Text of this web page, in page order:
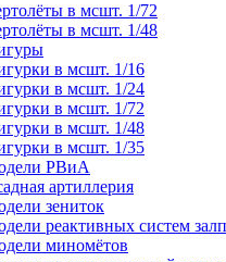
в мсшт. 1/72
в мсшт. 1/48
в мсшт. 1/16
в мсшт. 1/24
в мсшт. 1/72
в мсшт. 1/48
в мсшт. 1/35
РВиА
артиллерия
зениток
реактивных систем
миномётов